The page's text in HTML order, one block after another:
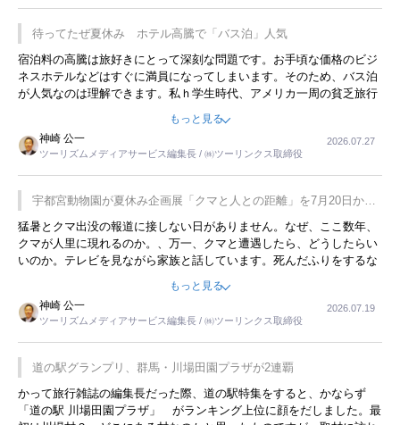
待ってたぜ夏休み ホテル高騰で「バス泊」人気
宿泊料の高騰は旅好きにとって深刻な問題です。お手頃な価格のビジ
ネスホテルなどはすぐに満員になってしまいます。そのため、バス泊
が人気なのは理解できます。私ｈ学生時代、アメリカ一周の貧乏旅行
をした時は、移動はグレイハウンドバスでした。夕方から夜の便を利
用してホテル代を浮かせていました。ただし、若いからできたことで
す。若い人が夜行バスで京都に行った、青森に行ったと聞くと、疲れ
が残らないのかなと思ってしまいます。
もっと見る
神崎 公一
ツーリズムメディアサービス編集長 / ㈱ツーリンクス取締役
2026.07.27
宇都宮動物園が夏休み企画展「クマと人との距離」を7月20日から
開催
猛暑とクマ出没の報道に接しない日がありません。なぜ、ここ数年、
クマが人里に現れるのか。、万一、クマと遭遇したら、どうしたらい
いのか。テレビを見ながら家族と話しています。死んだふりをするな
んてことは、冗談でもいえません。そんな中で、この企画展はタイム
もっと見る
神崎 公一
ツーリズムメディアサービス編集長 / ㈱ツーリンクス取締役
2026.07.19
道の駅グランプリ、群馬・川場田園プラザが2連覇
かって旅行雑誌の編集長だった際、道の駅特集をすると、かならず
「道の駅 川場田園プラザ」 がランキング上位に顔をだしました。最